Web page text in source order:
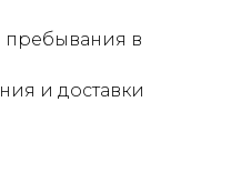
в
и доставки